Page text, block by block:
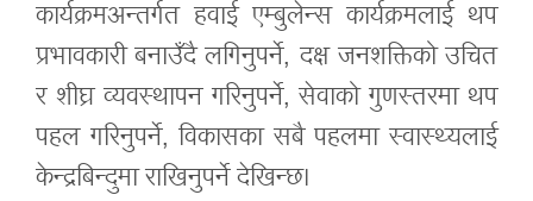
कार्यक्रमअन्तर्गत हवाई एम्बुलेन्स कार्यक्रमलाई थप
प्रभावकारी बनाउँदै लगिनुपर्ने, दक्ष जनशक्तिको उचित
र शीघ्र व्यवस्थापन गरिनुपर्ने, सेवाको गुणस्तरमा थप
पहल गरिनुपर्ने, विकासका सबै पहलमा स्वास्थ्यलाई
केन्द्रबिन्दुमा राखिनुपर्ने देखिन्छ।